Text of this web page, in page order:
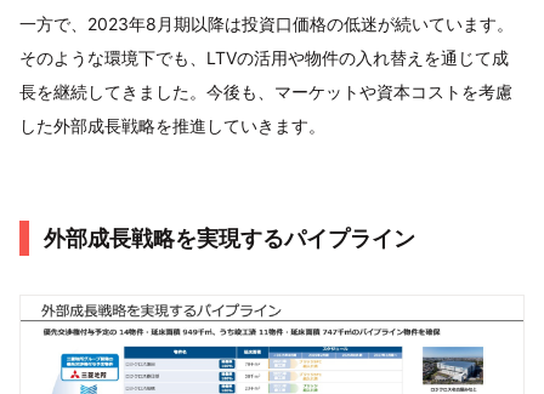
一方で、2023年8月期以降は投資口価格の低迷が続いています。
そのような環境下でも、LTVの活用や物件の入れ替えを通じて成
長を継続してきました。今後も、マーケットや資本コストを考慮
した外部成長戦略を推進していきます。
外部成長戦略を実現するパイプライン